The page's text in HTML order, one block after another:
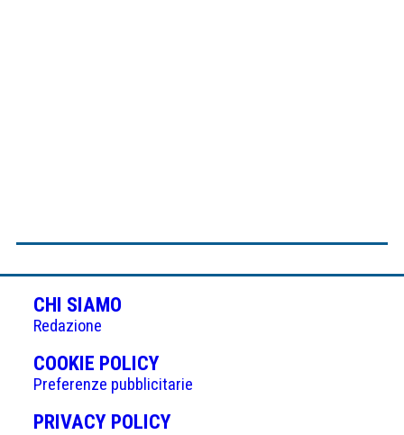
CHI SIAMO
Redazione
COOKIE POLICY(APRE
IN
UNA
Preferenze pubblicitarie
PRIVACY POLICY(APRE